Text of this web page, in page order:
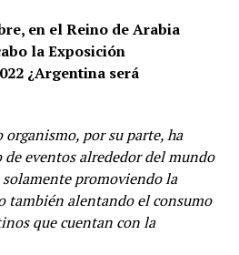
en el Reino de Arabia
la Exposición
¿Argentina será
organismo, por su parte, ha
eventos alrededor del mundo
promoviendo la
también alentando el consumo
que cuentan con la